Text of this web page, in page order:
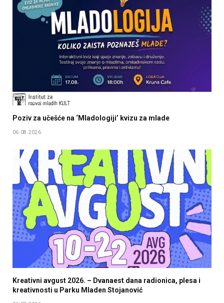
Poziv za učešće na ‘Mladologiji’ kvizu za mlade
06.08.2026
Kreativni avgust 2026. – Dvanaest dana radionica, plesa i
kreativnosti u Parku Mladen Stojanović